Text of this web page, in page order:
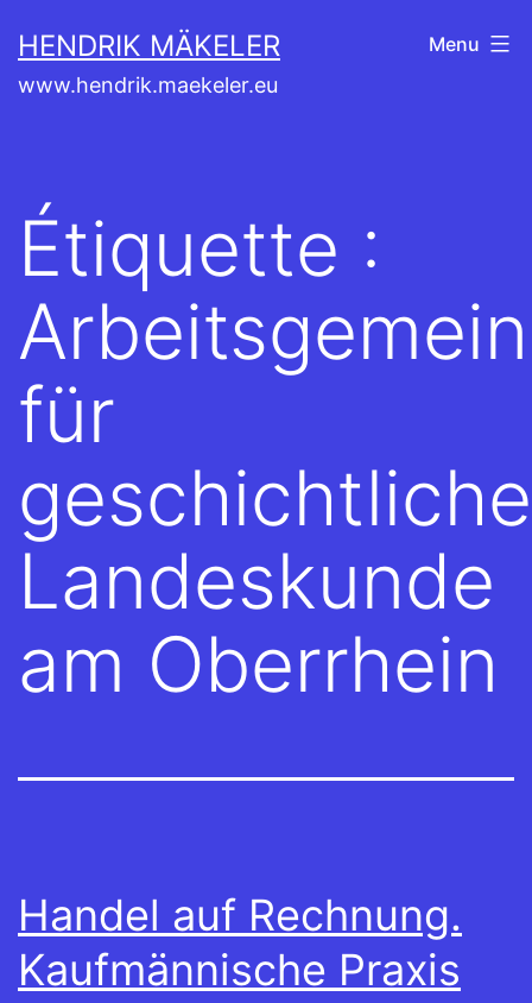
au
contenu
HENDRIK MÄKELER
www.hendrik.maekeler.eu
Menu
Étiquette :
für
geschichtliche
Landeskunde
am Oberrhein
Handel auf Rechnung.
Kaufmännische Praxis